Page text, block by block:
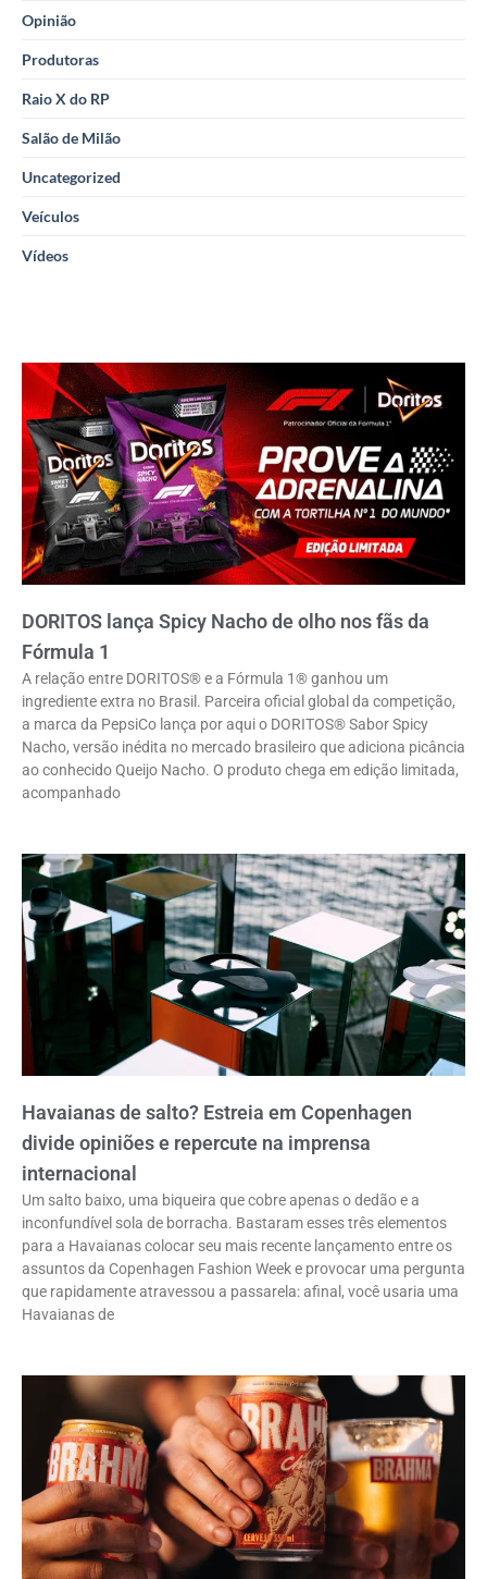
Opinião
Produtoras
Raio X do RP
Salão de Milão
Uncategorized
Veículos
Vídeos
DORITOS lança Spicy Nacho de olho nos fãs da
Fórmula 1
A relação entre DORITOS® e a Fórmula 1® ganhou um
ingrediente extra no Brasil. Parceira oficial global da competição,
a marca da PepsiCo lança por aqui o DORITOS® Sabor Spicy
Nacho, versão inédita no mercado brasileiro que adiciona picância
ao conhecido Queijo Nacho. O produto chega em edição limitada,
acompanhado
Havaianas de salto? Estreia em Copenhagen
divide opiniões e repercute na imprensa
internacional
Um salto baixo, uma biqueira que cobre apenas o dedão e a
inconfundível sola de borracha. Bastaram esses três elementos
para a Havaianas colocar seu mais recente lançamento entre os
assuntos da Copenhagen Fashion Week e provocar uma pergunta
que rapidamente atravessou a passarela: afinal, você usaria uma
Havaianas de